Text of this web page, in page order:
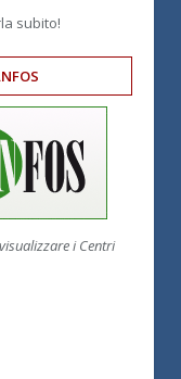
subito!
i Centri